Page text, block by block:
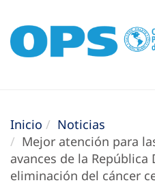
Inicio
Noticias
Mejor atención para
avances de la
eliminación del cáncer